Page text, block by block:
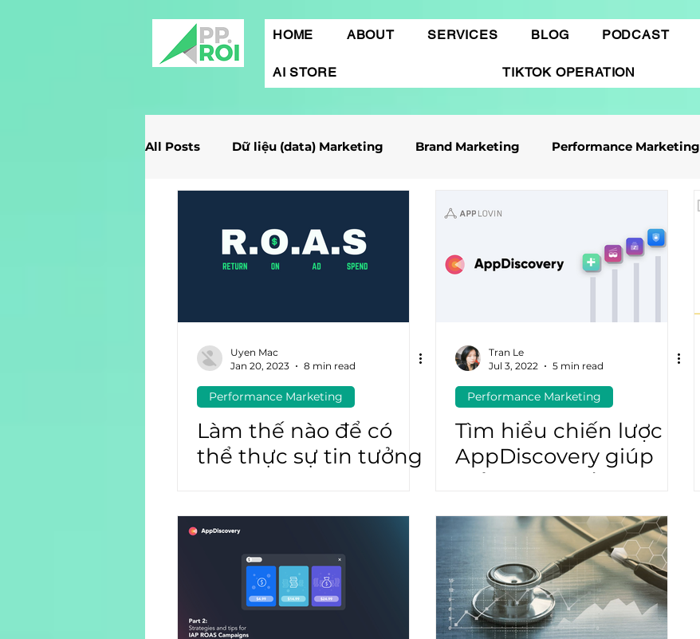
HOME ABOUT SERVICES BLOG PODCAST
AI STORE TIKTOK OPERATION
All Posts Dữ liệu (data) Marketing Brand Marketing​ Performance Marketing
Mobile App Marketing
Gamification Marketing Business Knowledge Digital marketing
Quảng cáo Facebook ChatGPT Marketing Automation
Uyen Mac
Jan 20, 2023
8 min read
Performance Marketing
Làm thế nào để có
thể thực sự tin tưởng
Tran Le
Jul 3, 2022
5 min read
Performance Marketing
Tìm hiểu chiến lược
AppDiscovery giúp
mở rộng chiến dịch